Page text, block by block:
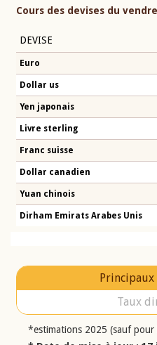
Cours des devises du
DEVISE
Euro
Dollar us
Yen japonais
Livre sterling
Franc suisse
Dollar canadien
Yuan chinois
Dirham Emirats Arabes Unis
Taux
*estimations 2025 (sauf pour